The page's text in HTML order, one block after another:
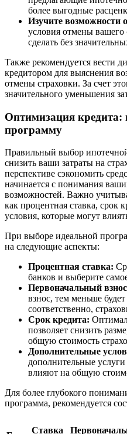
более выгодные
Изучите возможности
условия отмены
сделать без
Также рекомендуется вести
кредитором для выяснения
отмены страховки. За счет
значительного уменьшения
Оптимизация
программу
Правильный выбор
снизить ваши затраты на
перспективе сэкономить
начинается с понимания
возможностей. Важно
как процентная ставка, срок
условия, которые могут
При выборе идеальной
на следующие аспекты:
Процентная ставка:
банков и выберите
Первоначальный
взнос, тем меньше
соответственно,
Срок кредита:
позволяет снизить
общую стоимость
Дополнительные
дополнительные
влияют на общую
Для более глубокого
программа, рекомендуется
Ставка